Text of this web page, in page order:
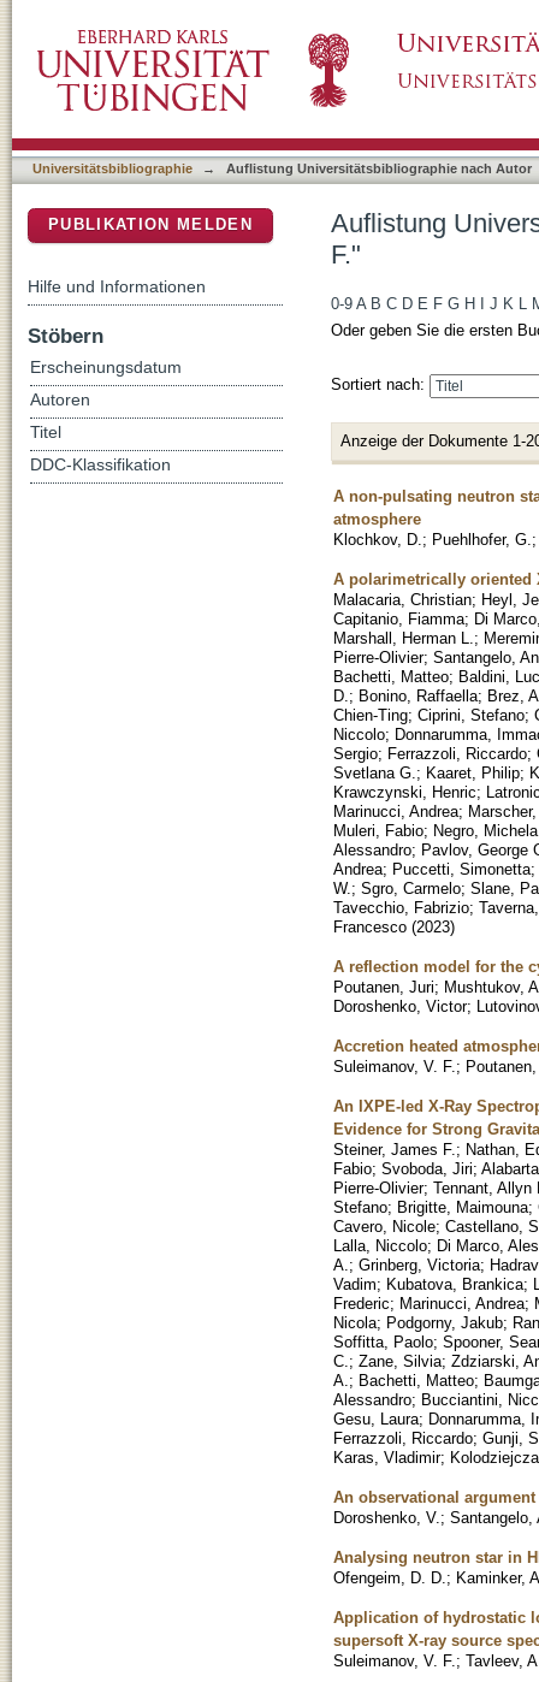
Universitätsbibliographie → Auflistung Universitätsbibliographie nach Autor
Auflistung
F."
0-9 A B C D E F G H J K L
Oder geben Sie die ersten
Sortiert nach:
Anzeige der Dokumente 1-
A non-pulsating neutron
atmosphere
Klochkov, D. ; Puehlhofer, G.
A polarimetrically oriented
Malacaria, Christian; Heyl,
Capitanio, Fiamma; Di
Marshall, Herman L. ;
Pierre-Olivier; Santangelo,
Bachetti, Matteo; Baldini,
D. ; Bonino, Raffaella; Brez,
Chien-Ting; Ciprini, Stefano;
Niccolo; Donnarumma,
Sergio; Ferrazzoli, Riccardo;
Svetlana G. ; Kaaret, Philip;
Krawczynski, Henric;
Marinucci, Andrea;
Muleri, Fabio; Negro, Michela
Alessandro; Pavlov, George
Andrea; Puccetti, Simonetta;
W. ; Sgro, Carmelo; Slane,
Tavecchio, Fabrizio;
Francesco (2023)
A reflection model for the
Poutanen, Juri; Mushtukov,
Doroshenko, Victor;
Accretion heated
Suleimanov, V. F. ;
An IXPE-led X-Ray
Evidence for Strong
Steiner, James F. ; Nathan,
Fabio; Svoboda, Jiri;
Pierre-Olivier; Tennant, Allyn
Stefano; Brigitte, Maimouna;
Cavero, Nicole; Castellano,
Lalla, Niccolo; Di Marco,
A. ; Grinberg, Victoria;
Vadim; Kubatova, Brankica;
Frederic; Marinucci, Andrea;
Nicola; Podgorny, Jakub;
Soffitta, Paolo; Spooner,
C. ; Zane, Silvia; Zdziarski,
A. ; Bachetti, Matteo;
Alessandro; Bucciantini,
Gesu, Laura; Donnarumma,
Ferrazzoli, Riccardo; Gunji,
Karas, Vladimir;
An observational
Doroshenko, V. ; Santangelo,
Analysing neutron star in
Ofengeim, D. D. ; Kaminker,
Application of hydrostatic
supersoft X-ray source
Suleimanov, V. F. ; Tavleev,
PUBLIKATION MELDEN
Hilfe und Informationen
Stöbern
Erscheinungsdatum
Autoren
Titel
DDC-Klassifikation